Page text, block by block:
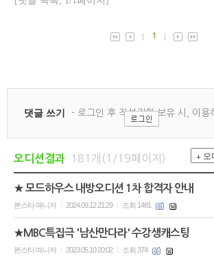
오디션결과 181개(1/19페이지)
★ 모드하우스 내방오디션 1차 합격자 안내
본스타 매니저 2024.09.12 21:29 조회 1481
★MBC특집극 '남산만다라' 수강생캐스팅
본스타 매니저 2023.05.10 20:02 조회 374